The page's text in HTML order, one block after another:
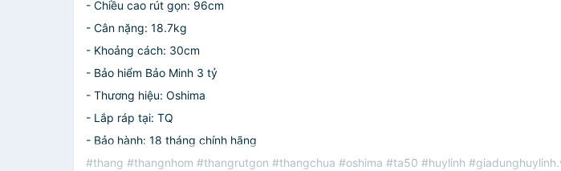
- Chiều cao rút gọn: 96cm
- Cân nặng: 18.7kg
- Khoảng cách: 30cm
- Bảo hiểm Bảo Minh 3 tỷ
- Thương hiệu: Oshima
- Lắp ráp tại: TQ
- Bảo hành: 18 tháng chính hãng
#thang #thangnhom #thangrutgon #thangchua #oshima #ta50 #huylinh